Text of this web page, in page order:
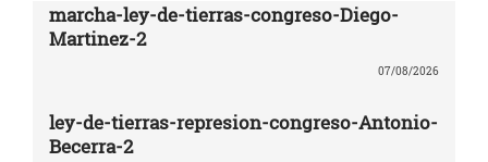
marcha-ley-de-tierras-congreso-Diego-
Martinez-2
07/08/2026
ley-de-tierras-represion-congreso-Antonio-
Becerra-2